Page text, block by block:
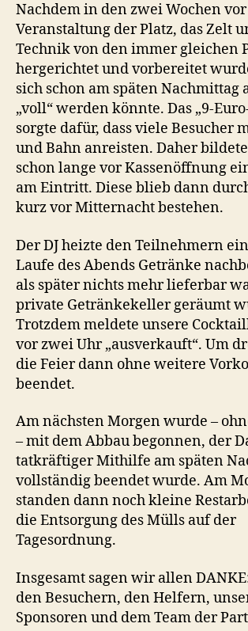
Nachdem in den zwei Wochen
Veranstaltung der Platz, das Zelt
Technik von den immer gleichen
hergerichtet und vorbereitet
sich schon am späten Nachmittag
„voll“ werden könnte. Das „9-
sorgte dafür, dass viele Besucher
und Bahn anreisten. Daher
schon lange vor Kassenöffnung
am Eintritt. Diese blieb dann
kurz vor Mitternacht bestehen.
Der DJ heizte den Teilnehmern
Laufe des Abends Getränke
als später nichts mehr lieferbar
private Getränkekeller geräumt
Trotzdem meldete unsere
vor zwei Uhr „ausverkauft“. Um
die Feier dann ohne weitere
beendet.
Am nächsten Morgen wurde –
– mit dem Abbau begonnen, der
tatkräftiger Mithilfe am späten
vollständig beendet wurde. Am
standen dann noch kleine
die Entsorgung des Mülls auf der
Tagesordnung.
Insgesamt sagen wir allen
den Besuchern, den Helfern,
Sponsoren und dem Team der